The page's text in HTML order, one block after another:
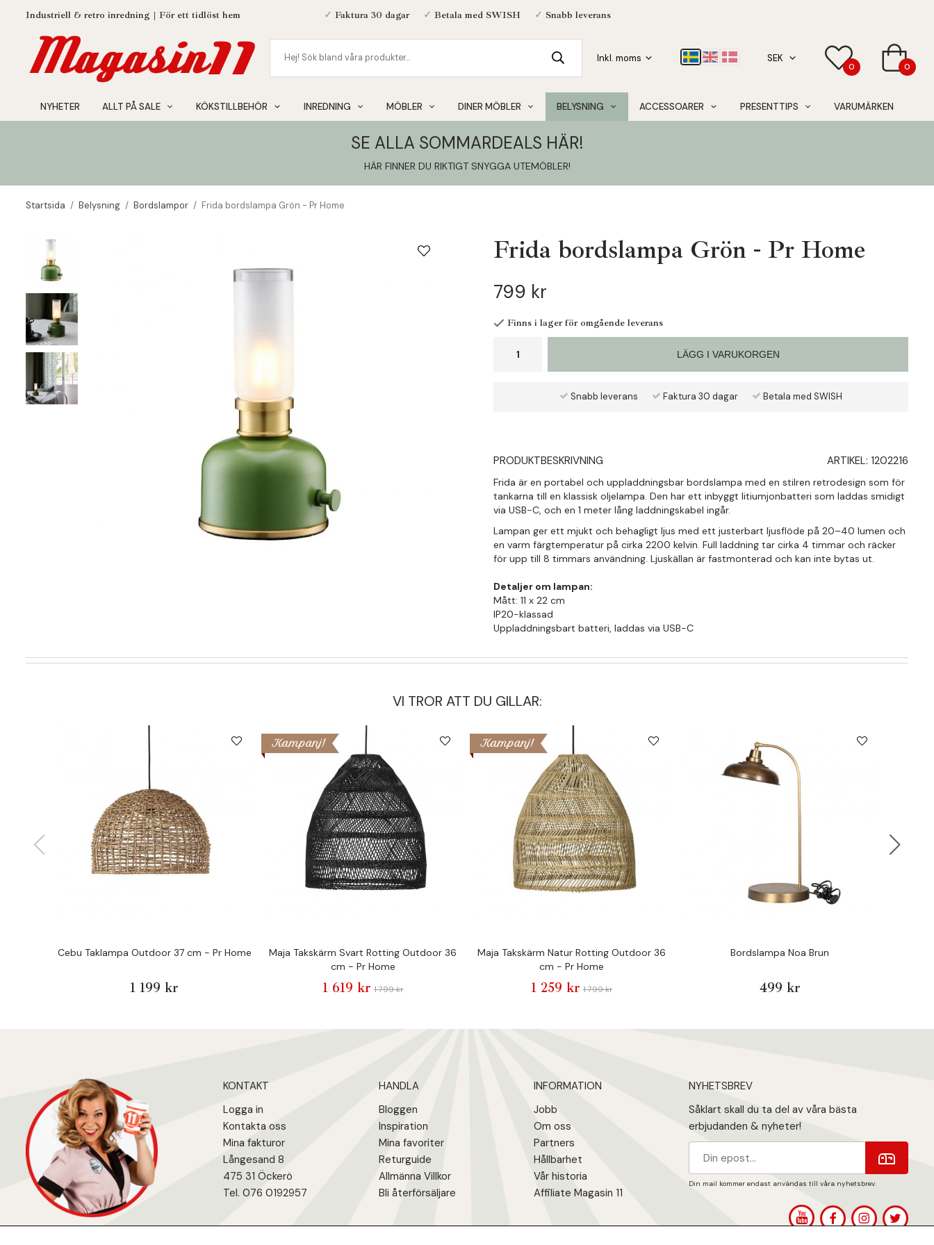
Industriell & retro inredning | För ett tidlöst hem ✓ Faktura 30 dagar ✓ Betala med SWISH ✓ Snabb leverans
0 0
NYHETER ALLT PÅ SALE KÖKSTILLBEHÖR INREDNING MÖBLER DINER MÖBLER BELYSNING ACCESSOARER PRESENTTIPS VARUMÄRKEN
SE ALLA SOMMARDEALS HÄR!
HÄR FINNER DU RIKTIGT SNYGGA UTEMÖBLER!
Startsida / Belysning / Bordslampor / Frida bordslampa Grön - Pr Home
Frida bordslampa Grön - Pr Home
799 kr
Finns i lager för omgående leverans
LÄGG I VARUKORGEN
Snabb leverans Faktura 30 dagar Betala med SWISH
PRODUKTBESKRIVNING ARTIKEL: 1202216
Frida är en portabel och uppladdningsbar bordslampa med en stilren retrodesign som för
tankarna till en klassisk oljelampa. Den har ett inbyggt litiumjonbatteri som laddas smidigt
via USB-C, och en 1 meter lång laddningskabel ingår.
Lampan ger ett mjukt och behagligt ljus med ett justerbart ljusflöde på 20–40 lumen och
en varm färgtemperatur på cirka 2200 kelvin. Full laddning tar cirka 4 timmar och räcker
för upp till 8 timmars användning. Ljuskällan är fastmonterad och kan inte bytas ut.
Detaljer om lampan:
Mått: 11 x 22 cm
IP20-klassad
Uppladdningsbart batteri, laddas via USB-C
VI TROR ATT DU GILLAR:
Cebu Taklampa Outdoor 37 cm - Pr Home
1 199 kr
Kampanj!
Maja Takskärm Svart Rotting Outdoor 36
cm - Pr Home
1 619 kr 1 799 kr
Kampanj!
Maja Takskärm Natur Rotting Outdoor 36
cm - Pr Home
1 259 kr 1 799 kr
Bordslampa Noa Brun
499 kr
KONTAKT
Logga in
Kontakta oss
Mina fakturor
Långesand 8
475 31 Öckerö
Tel. 076 0192957
HANDLA
Bloggen
Inspiration
Mina favoriter
Returguide
Allmänna Villkor
Bli återförsäljare
INFORMATION
Jobb
Om oss
Partners
Hållbarhet
Vår historia
Affiliate Magasin 11
NYHETSBREV
Såklart skall du ta del av våra bästa
erbjudanden & nyheter!
Din mail kommer endast användas till våra nyhetsbrev.